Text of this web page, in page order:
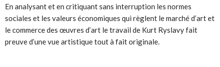
En analysant et en critiquant sans interruption les normes
sociales et les valeurs économiques qui règlent le marché d’art et
le commerce des œuvres d’art le travail de Kurt Ryslavy fait
preuve d’une vue artistique tout à fait originale.